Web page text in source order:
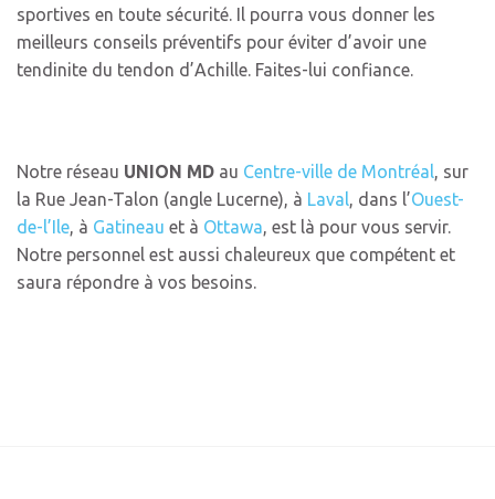
sportives en toute sécurité. Il pourra vous donner les
meilleurs conseils préventifs pour éviter d’avoir une
tendinite du tendon d’Achille. Faites-lui confiance.
Notre réseau UNION MD au Centre-ville de Montréal, sur
la Rue Jean-Talon (angle Lucerne), à Laval, dans l’Ouest-
de-l’Ile, à Gatineau et à Ottawa, est là pour vous servir.
Notre personnel est aussi chaleureux que compétent et
saura répondre à vos besoins.